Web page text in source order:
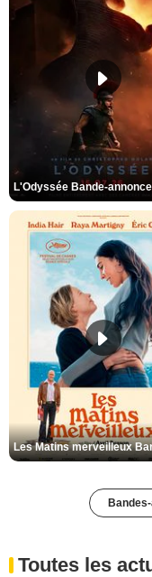
Toutes les